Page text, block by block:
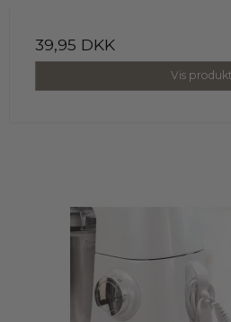
39,95 DKK
Vis produkt